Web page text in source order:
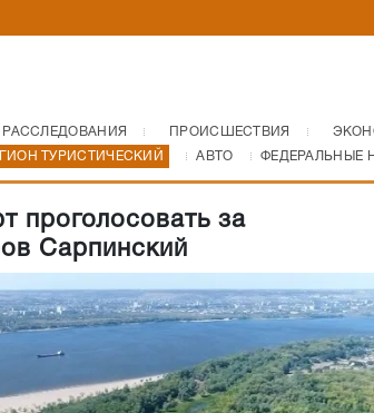
РАССЛЕДОВАНИЯ ПРОИСШЕСТВИЯ
ТУРИСТИЧЕСКИЙ АВТО ФЕДЕРАЛЬНЫЕ
проголосовать за
Сарпинский